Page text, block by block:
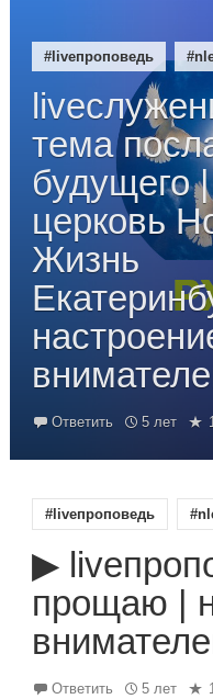
#liveпроповедь
тема
будущего |
церковь
Жизнь
Ответить 5 лет
#liveпроповедь
▶
прощаю |
Ответить 5 лет